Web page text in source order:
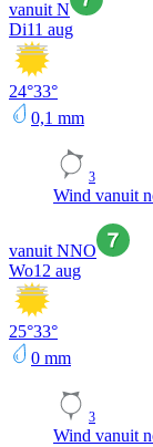
vanuit N
Di11 aug
24°33°
0,1 mm
3
Wind vanuit
vanuit NNO
Wo12 aug
25°33°
0 mm
3
Wind vanuit